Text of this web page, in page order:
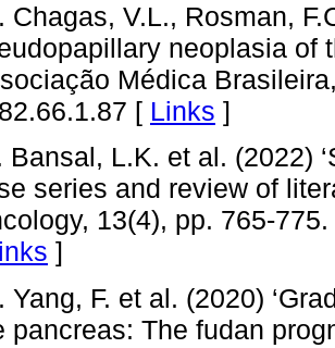
Chagas, V.L., Rosman,
neoplasia of
Médica
[ Links ]
Bansal, L.K. et al. (2022)
series and review of
13(4), pp. 765-
]
Yang, F. et al. (2020)
pancreas: The fudan